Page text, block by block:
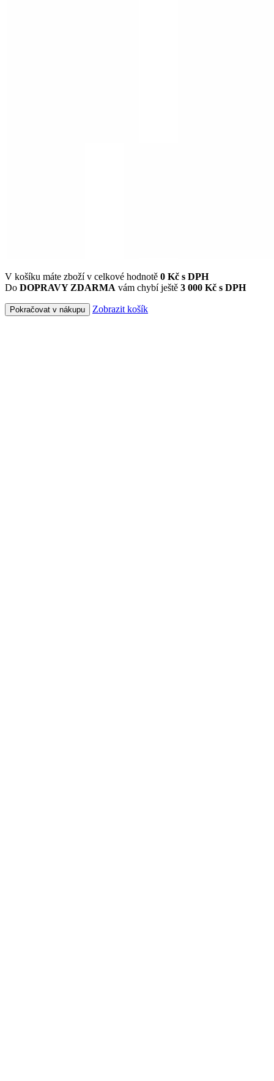
V košíku máte zboží v celkové hodnotě 0 Kč s DPH
Do DOPRAVY ZDARMA vám chybí ještě 3 000 Kč s DPH
Pokračovat v nákupu Zobrazit košík